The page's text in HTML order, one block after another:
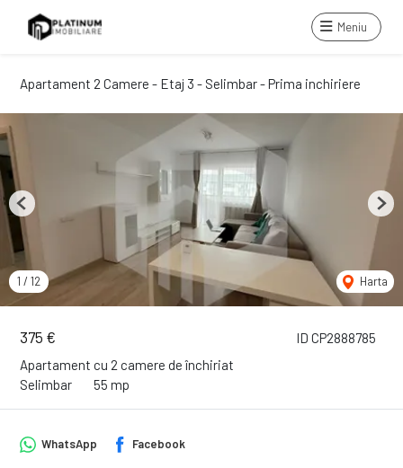
Meniu
Apartament 2 Camere - Etaj 3 - Selimbar - Prima inchiriere
ID CP2888785
375 €
Apartament cu 2 camere de închiriat
Selimbar
55 mp
1 / 12 Harta
Previous Next
WhatsApp Facebook